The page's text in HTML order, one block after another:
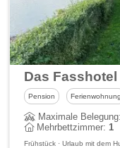
Pension Ferienwohnung
Maximale
Mehrbettzimmer:1
Frühstück · Urlaub mit dem